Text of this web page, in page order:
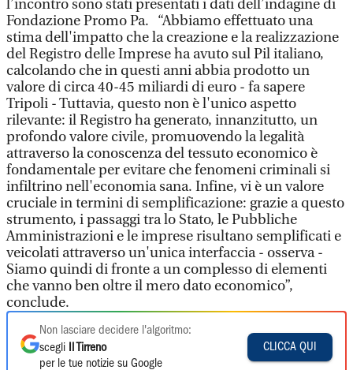
l’incontro sono stati presentati i dati dell’indagine di
Fondazione Promo Pa. “Abbiamo effettuato una
stima dell'impatto che la creazione e la realizzazione
del Registro delle Imprese ha avuto sul Pil italiano,
calcolando che in questi anni abbia prodotto un
valore di circa 40-45 miliardi di euro - fa sapere
Tripoli - Tuttavia, questo non è l'unico aspetto
rilevante: il Registro ha generato, innanzitutto, un
profondo valore civile, promuovendo la legalità
attraverso la conoscenza del tessuto economico è
fondamentale per evitare che fenomeni criminali si
infiltrino nell'economia sana. Infine, vi è un valore
cruciale in termini di semplificazione: grazie a questo
strumento, i passaggi tra lo Stato, le Pubbliche
Amministrazioni e le imprese risultano semplificati e
veicolati attraverso un'unica interfaccia - osserva -
Siamo quindi di fronte a un complesso di elementi
che vanno ben oltre il mero dato economico”,
conclude.
Non lasciare decidere l'algoritmo:
scegli
Il Tirreno
per le tue notizie su Google
CLICCA QUI